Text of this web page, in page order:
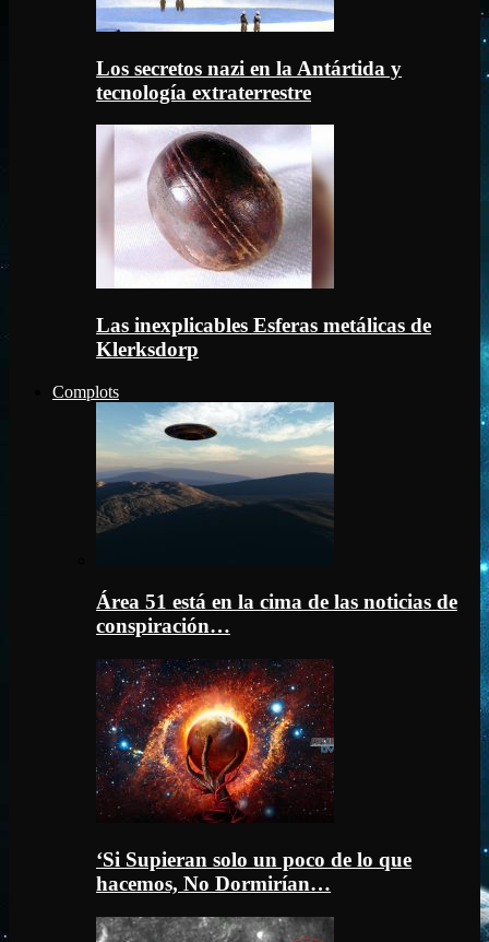
Los secretos nazi en la Antártida y
tecnología extraterrestre
Las inexplicables Esferas metálicas de
Klerksdorp
Complots
Área 51 está en la cima de las noticias de
conspiración…
‘Si Supieran solo un poco de lo que
hacemos, No Dormirían…